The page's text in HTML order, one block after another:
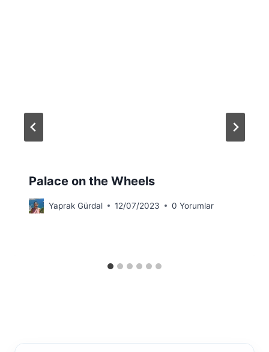
Palace on the Wheels
Yaprak Gürdal 12/07/2023 0 Yorumlar